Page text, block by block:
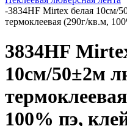
-3834HF Mirtex белая 10см/
термоклеевая (290г/кв.м,
3834HF
10см/50±2м
100% пэ,